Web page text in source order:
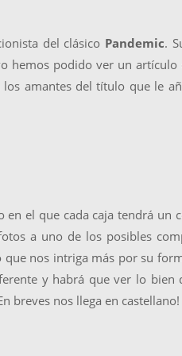
del clásico Pandemic.
hemos podido ver un artículo
amantes del título que le
en el que cada caja tendrá un
a uno de los posibles
nos intriga más por su
y habrá que ver lo bien
breves nos llega en castellano!